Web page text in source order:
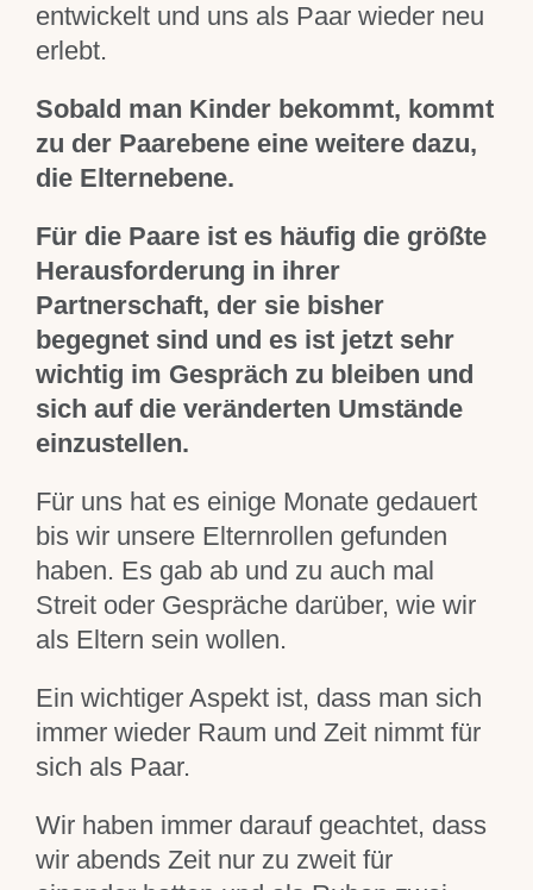
entwickelt und uns als Paar wieder neu
erlebt.
Sobald man Kinder bekommt, kommt
zu der Paarebene eine weitere dazu,
die Elternebene.
Für die Paare ist es häufig die größte
Herausforderung in ihrer
Partnerschaft, der sie bisher
begegnet sind und es ist jetzt sehr
wichtig im Gespräch zu bleiben und
sich auf die veränderten Umstände
einzustellen.
Für uns hat es einige Monate gedauert
bis wir unsere Elternrollen gefunden
haben. Es gab ab und zu auch mal
Streit oder Gespräche darüber, wie wir
als Eltern sein wollen.
Ein wichtiger Aspekt ist, dass man sich
immer wieder Raum und Zeit nimmt für
sich als Paar.
Wir haben immer darauf geachtet, dass
wir abends Zeit nur zu zweit für